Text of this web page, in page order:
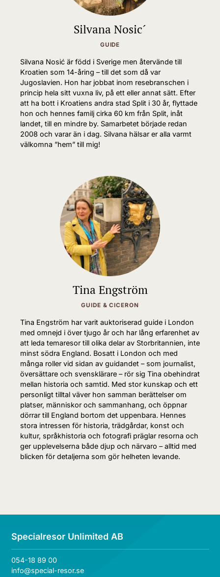
Silvana Nosic´
GUIDE
Silvana Nosić är född i Sverige men återvände till
Kroatien som 14-åring – till det som då var
Jugoslavien. Hon har jobbat inom resebranschen i
princip hela sitt vuxna liv, på ett eller annat sätt. Efter
att ha bott i Kroatiens andra stad Split i 30 år, flyttade
hon och hennes familj cirka 60 km från Split, inåt
landet, till en mindre by. Samarbetet började redan
2008 och varar än i dag. Silvana hälsar er alla varmt
välkomna ”hem” till mig!
Tina Engström
GUIDE & CICERON
Tina Engström har varit auktoriserad guide i London
med omnejd i över tjugo år och har lång erfarenhet av
att leda temaresor till olika delar av Storbritannien, inte
minst södra England. Bosatt i London och med
många roller vid sidan av guidandet – som journalist,
översättare och svensklärare – rör sig Tina obehindrat
mellan historia och samtid. Med stor kunskap och ett
personligt tilltal väver hon samman berättelser om
platser, människor och sammanhang, och öppnar
dörrar till England bortom det uppenbara. Hennes
stora intressen för historia, trädgårdar, konst och
kultur, språkhistoria och fotografi präglar resorna och
ger upplevelserna både djup och närvaro – alltid med
blicken för detaljerna som gör helheten levande.
Specialresor Unlimited AB
054-18 89 00
info@special-resor.se